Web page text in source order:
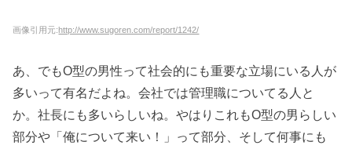
画像引用元:http://www.sugoren.com/report/1242/
あ、でもO型の男性って社会的にも重要な立場にいる人が
多いって有名だよね。会社では管理職についてる人と
か。社長にも多いらしいね。やはりこれもO型の男らしい
部分や「俺について来い！」って部分、そして何事にも